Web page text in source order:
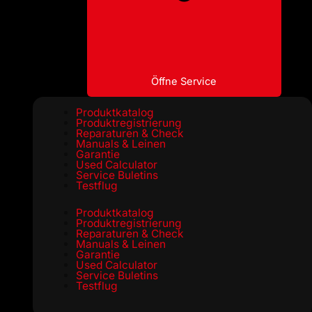
Öffne Service
Produktkatalog
Produktregistrierung
Reparaturen & Check
Manuals & Leinen
Garantie
Used Calculator
Service Buletins
Testflug
Produktkatalog
Produktregistrierung
Reparaturen & Check
Manuals & Leinen
Garantie
Used Calculator
Service Buletins
Testflug